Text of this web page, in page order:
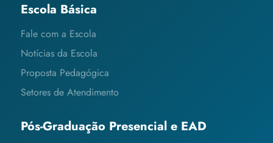
Escola Básica
Fale com a Escola
Notícias da Escola
Proposta Pedagógica
Setores de Atendimento
Pós-Graduação Presencial e EAD